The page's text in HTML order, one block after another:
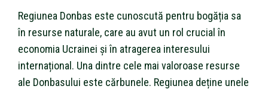
Regiunea Donbas este cunoscută pentru bogăția sa
în resurse naturale, care au avut un rol crucial în
economia Ucrainei și în atragerea interesului
internațional. Una dintre cele mai valoroase resurse
ale Donbasului este cărbunele. Regiunea deține unele